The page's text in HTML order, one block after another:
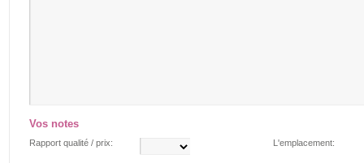
Vos notes
Rapport qualité / prix: L'emplacement: